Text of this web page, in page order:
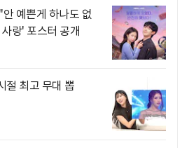
예쁜게 하나도 없
랑' 포스터 공개
절 최고 무대 뽑